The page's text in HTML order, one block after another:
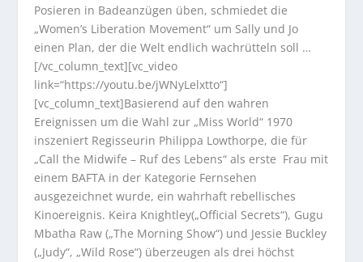
Posieren in Badeanzügen üben, schmiedet die
„Women’s Liberation Movement“ um Sally und Jo
einen Plan, der die Welt endlich wachrütteln soll …
[/vc_column_text][vc_video
link=“https://youtu.be/jWNyLelxtto“]
[vc_column_text]Basierend auf den wahren
Ereignissen um die Wahl zur „Miss World“ 1970
inszeniert Regisseurin Philippa Lowthorpe, die für
„Call the Midwife – Ruf des Lebens“ als erste Frau mit
einem BAFTA in der Kategorie Fernsehen
ausgezeichnet wurde, ein wahrhaft rebellisches
Kinoereignis. Keira Knightley(„Official Secrets“), Gugu
Mbatha Raw („The Morning Show“) und Jessie Buckley
(„Judy“, „Wild Rose“) überzeugen als drei höchst